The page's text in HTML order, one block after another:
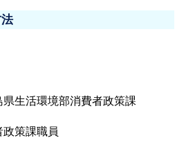
県生活環境部消費者政策課
政策課職員